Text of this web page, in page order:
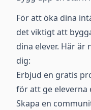
För att öka dina
det viktigt att
dina elever. Här
dig:
Erbjud en gratis
för att ge eleverna
Skapa en